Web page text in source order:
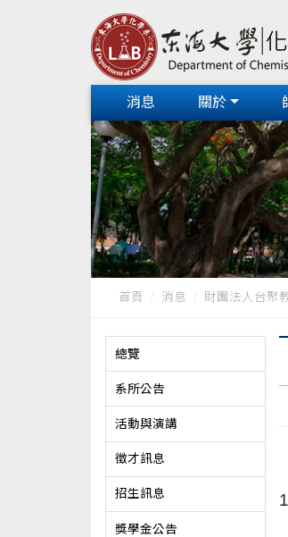
消息 關於
首頁 消息 財團法人台聚
總覽
系所公告
活動與演講
徵才訊息
招生訊息
獎學金公告